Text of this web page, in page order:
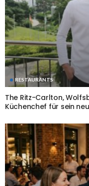
RESTAURANTS
The Ritz-Carlton,
Küchenchef für sein